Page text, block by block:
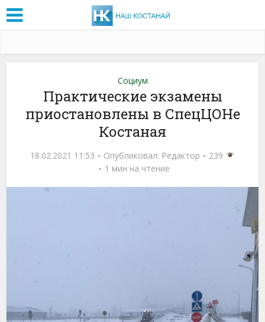
Социум
Практические экзамены
приостановлены в СпецЦОНе
Костаная
18.02.2021 11:53 Опубликовал: Редактор
239
1 мин на чтение